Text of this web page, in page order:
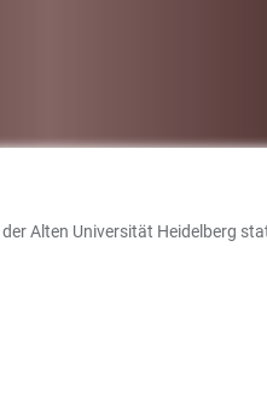
der Alten Universität Heidelberg